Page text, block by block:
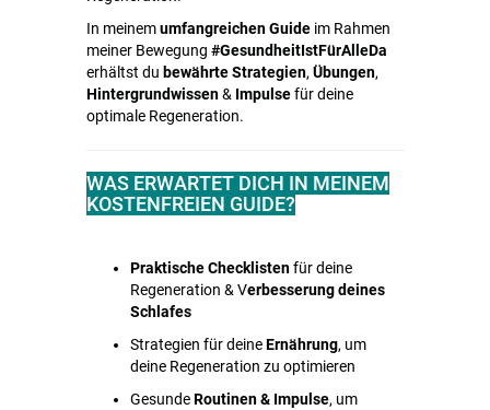
In meinemumfangreichen Guide im Rahmen
meiner Bewegung #GesundheitIstFürAlleDa
erhältst du bewährte Strategien,Übungen,
Hintergrundwissen& Impulsefür deine
optimale Regeneration.
WAS ERWARTET DICH IN MEINEM
KOSTENFREIEN GUIDE?
Praktische Checklistenfür deine
Regeneration & Verbesserung deines
Schlafes
Strategien für deineErnährung, um
deine Regeneration zu optimieren
GesundeRoutinen & Impulse, um